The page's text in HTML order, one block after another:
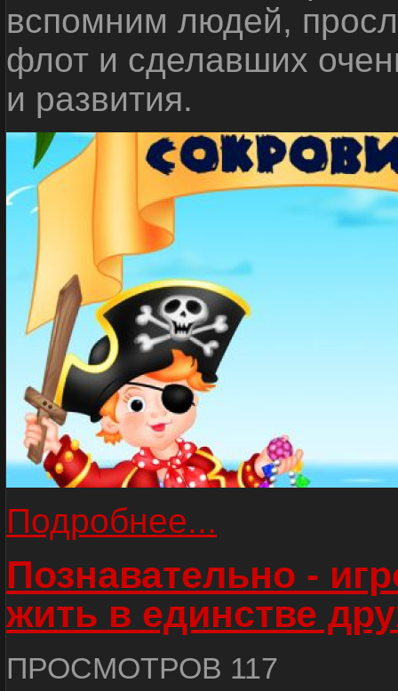
вспомним людей,
флот и сделавших
и развития.
Подробнее...
Познавательно -
жить в единстве
ПРОСМОТРОВ 117